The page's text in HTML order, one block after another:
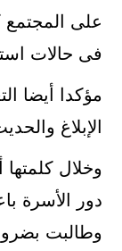
على المجتمع
فى حالات
مؤكدا أيضا
الإبلاغ
وخلال
دور الأسرة
وطالبت